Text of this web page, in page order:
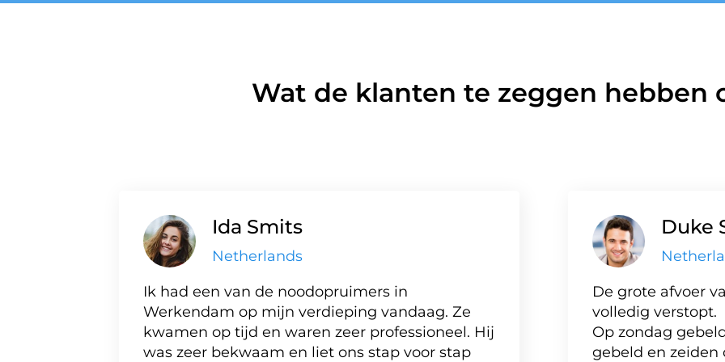
Wat de klanten te zeggen hebben
Ida Smits
Netherlands
Ik had een van de noodopruimers in
Werkendam op mijn verdieping vandaag. Ze
kwamen op tijd en waren zeer professioneel. Hij
was zeer bekwaam en liet ons stap voor stap
Duke
De grote afvoer
volledig verstopt.
Op zondag
gebeld en zeiden